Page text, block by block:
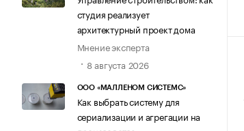
студия реализует
архитектурный проект дома
Мнение эксперта
8 августа 2026
ООО «МАЛЛЕНОМ СИСТЕМС»
Как выбрать систему для
сериализации и агрегации на